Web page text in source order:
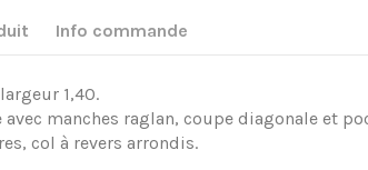
Info commande
1,40.
manches raglan, coupe diagonale et
col à revers arrondis.